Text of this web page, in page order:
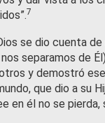
7
se dio cuenta
separamos de
y demostró ese
que dio a su
en él no se pierda,